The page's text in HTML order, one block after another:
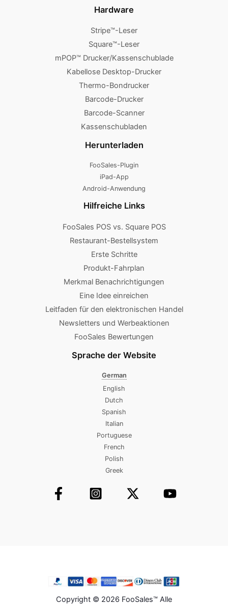
Hardware
Stripe™-Leser
Square™-Leser
mPOP™ Drucker/Kassenschublade
Kabellose Desktop-Drucker
Thermo-Bondrucker
Barcode-Drucker
Barcode-Scanner
Kassenschubladen
Herunterladen
FooSales-Plugin
iPad-App
Android-Anwendung
Hilfreiche Links
FooSales POS vs. Square POS
Restaurant-Bestellsystem
Erste Schritte
Produkt-Fahrplan
Merkmal Benachrichtigungen
Eine Idee einreichen
Leitfaden für den elektronischen Handel
Newsletters und Werbeaktionen
FooSales Bewertungen
Sprache der Website
German
English
Dutch
Spanish
Italian
Portuguese
French
Polish
Greek
Copyright © 2026 FooSales™ Alle